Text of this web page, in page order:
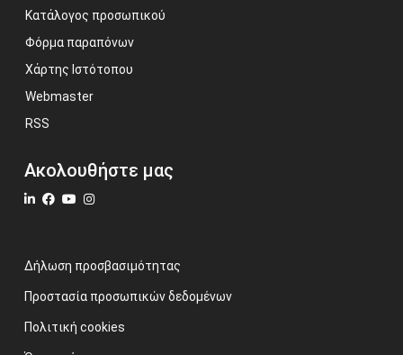
Κατάλογος προσωπικού
Φόρμα παραπόνων
Χάρτης Ιστότοπου
Webmaster
RSS
Ακολουθήστε μας
Δήλωση προσβασιμότητας
Προστασία προσωπικών δεδομένων
Πολιτική cookies